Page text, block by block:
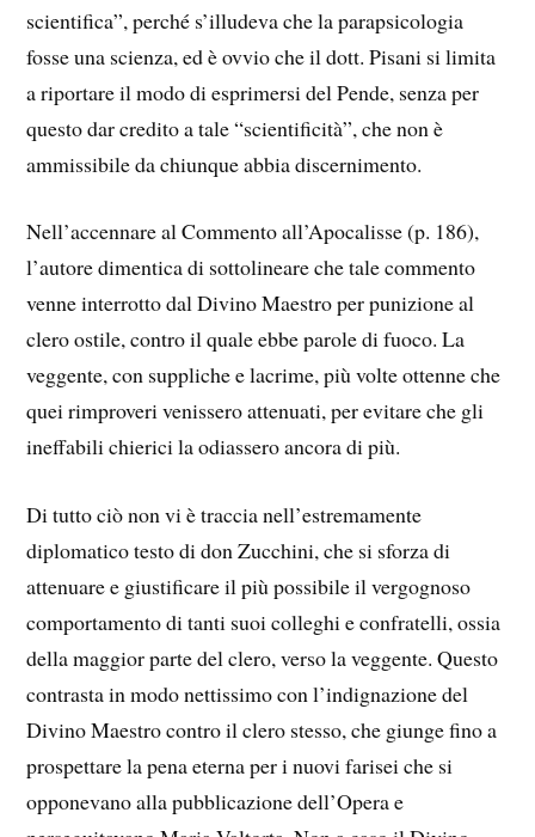
scientifica”, perché s’illudeva che la parapsicologia
fosse una scienza, ed è ovvio che il dott. Pisani si limita
a riportare il modo di esprimersi del Pende, senza per
questo dar credito a tale “scientificità”, che non è
ammissibile da chiunque abbia discernimento.
Nell’accennare al Commento all’Apocalisse (p. 186),
l’autore dimentica di sottolineare che tale commento
venne interrotto dal Divino Maestro per punizione al
clero ostile, contro il quale ebbe parole di fuoco. La
veggente, con suppliche e lacrime, più volte ottenne che
quei rimproveri venissero attenuati, per evitare che gli
ineffabili chierici la odiassero ancora di più.
Di tutto ciò non vi è traccia nell’estremamente
diplomatico testo di don Zucchini, che si sforza di
attenuare e giustificare il più possibile il vergognoso
comportamento di tanti suoi colleghi e confratelli, ossia
della maggior parte del clero, verso la veggente. Questo
contrasta in modo nettissimo con l’indignazione del
Divino Maestro contro il clero stesso, che giunge fino a
prospettare la pena eterna per i nuovi farisei che si
opponevano alla pubblicazione dell’Opera e